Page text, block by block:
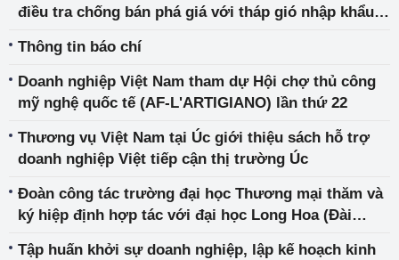
điều tra chống bán phá giá với tháp gió nhập khẩu
Thông tin báo chí
Doanh nghiệp Việt Nam tham dự Hội chợ thủ công
mỹ nghệ quốc tế (AF-L'ARTIGIANO) lần thứ 22
Thương vụ Việt Nam tại Úc giới thiệu sách hỗ trợ
doanh nghiệp Việt tiếp cận thị trường Úc
Đoàn công tác trường đại học Thương mại thăm và
ký hiệp định hợp tác với đại học Long Hoa (Đài
Tập huấn khởi sự doanh nghiệp, lập kế hoạch kinh